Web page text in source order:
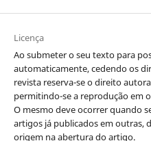
Licença
Ao submeter o seu texto para
automaticamente, cedendo os
revista reserva-se o direito
permitindo-se a reprodução em
O mesmo deve ocorrer quando
artigos já publicados em outras,
origem na abertura do artigo.